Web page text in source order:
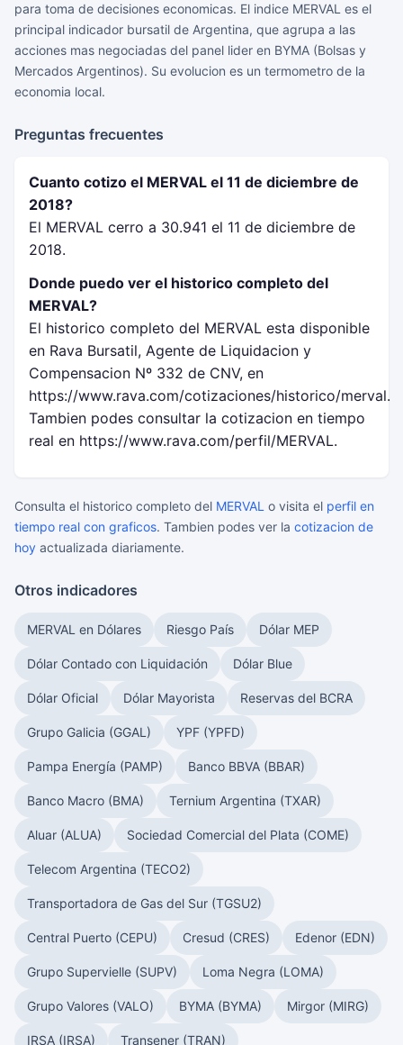
para toma de decisiones economicas. El indice MERVAL es el
principal indicador bursatil de Argentina, que agrupa a las
acciones mas negociadas del panel lider en BYMA (Bolsas y
Mercados Argentinos). Su evolucion es un termometro de la
economia local.
Preguntas frecuentes
Cuanto cotizo el MERVAL el 11 de diciembre de
2018?
El MERVAL cerro a 30.941 el 11 de diciembre de
2018.
Donde puedo ver el historico completo del
MERVAL?
El historico completo del MERVAL esta disponible
en Rava Bursatil, Agente de Liquidacion y
Compensacion Nº 332 de CNV, en
https://www.rava.com/cotizaciones/historico/merval.
Tambien podes consultar la cotizacion en tiempo
real en https://www.rava.com/perfil/MERVAL.
Consulta el historico completo del MERVAL o visita el perfil en
tiempo real con graficos. Tambien podes ver la cotizacion de
hoy actualizada diariamente.
Otros indicadores
MERVAL en Dólares Riesgo País Dólar MEP
Dólar Contado con Liquidación Dólar Blue
Dólar Oficial Dólar Mayorista Reservas del BCRA
Grupo Galicia (GGAL) YPF (YPFD)
Pampa Energía (PAMP) Banco BBVA (BBAR)
Banco Macro (BMA) Ternium Argentina (TXAR)
Aluar (ALUA) Sociedad Comercial del Plata (COME)
Telecom Argentina (TECO2)
Transportadora de Gas del Sur (TGSU2)
Central Puerto (CEPU) Cresud (CRES) Edenor (EDN)
Grupo Supervielle (SUPV) Loma Negra (LOMA)
Grupo Valores (VALO) BYMA (BYMA) Mirgor (MIRG)
IRSA (IRSA) Transener (TRAN)